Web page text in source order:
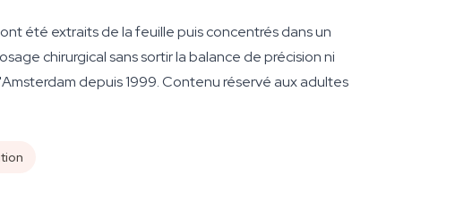
été extraits de la feuille puis concentrés dans un
chirurgical sans sortir la balance de précision ni
depuis 1999. Contenu réservé aux adultes